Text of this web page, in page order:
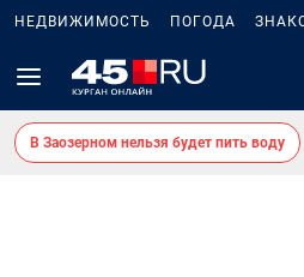
НЕДВИЖИМОСТЬ ПОГОДА
В Заозерном нельзя будет пить воду